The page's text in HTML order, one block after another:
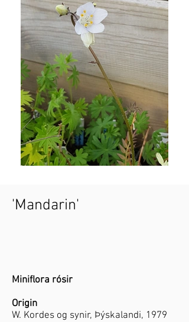
'Mandarin'
Miniflora rósir
Origin
W. Kordes og synir, Þýskalandi, 1979